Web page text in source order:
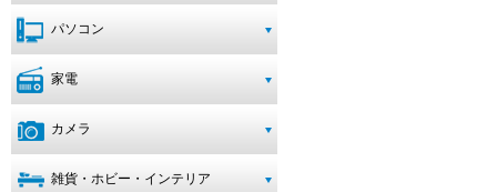
パソコン
家電
カメラ
雑貨・ホビー・インテリア